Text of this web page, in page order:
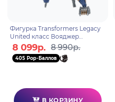
Фигурка Transformers Legacy
United класс Вояджер
Thundertron F85415X0
8 099р. 8 990р.
405 Pop-Баллов
В КОРЗИНУ